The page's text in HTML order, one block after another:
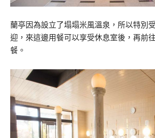
蘭亭因為設立了塌塌米風溫泉，所以特別
迎，來這邊用餐可以享受休息室後，再前
餐。